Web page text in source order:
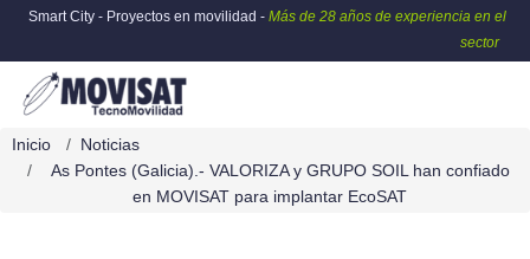
Smart City - Proyectos en movilidad - Más de 28 años de experiencia en el
sector
Inicio
Noticias
As Pontes (Galicia).- VALORIZA y GRUPO SOIL han confiado
en MOVISAT para implantar EcoSAT